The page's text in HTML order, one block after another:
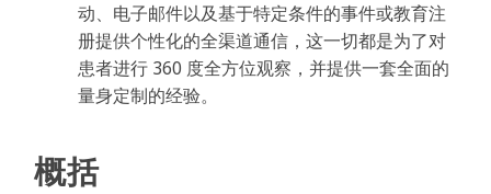
动、电子邮件以及基于特定条件的事件或教育注
册提供个性化的全渠道通信，这一切都是为了对
患者进行 360 度全方位观察，并提供一套全面的
量身定制的经验。
概括